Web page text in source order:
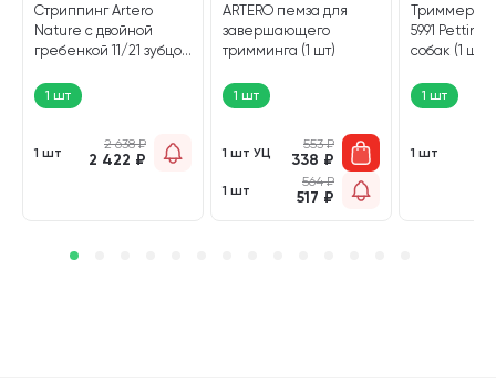
Стриппинг Artero
Nature с двойной
гребенкой 11/21 зубцов
1 шт
1 шт
2 638₽
2 422 ₽
ARTERO пемза для
завершающего
тримминга (1 шт)
1 шт
1 шт УЦ
553₽
338 ₽
1 шт
564₽
517 ₽
Триммер
5991 Pettine
собак (1 шт)
1 шт
1 шт